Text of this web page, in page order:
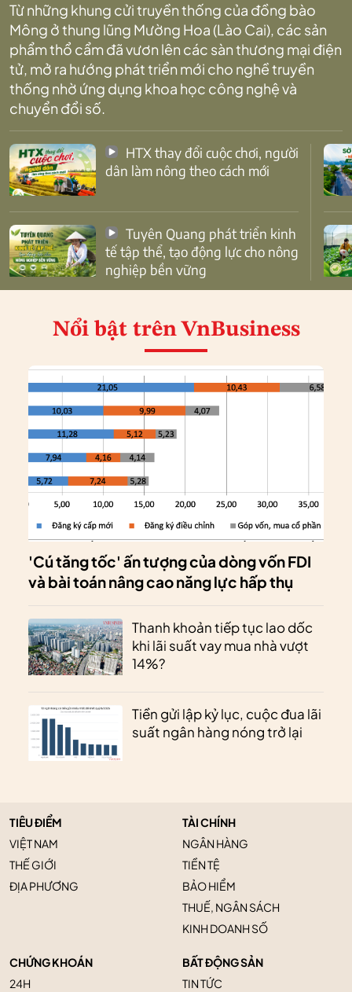
Từ những khung cửi truyền thống của đồng bào
Mông ở thung lũng Mường Hoa (Lào Cai), các sản
phẩm thổ cẩm đã vươn lên các sàn thương mại điện
tử, mở ra hướng phát triển mới cho nghề truyền
thống nhờ ứng dụng khoa học công nghệ và
chuyển đổi số.
dân làm nông theo cách mới
tế tập thể, tạo động lực cho nông
nghiệp bền vững
Nổi bật trên VnBusiness
'Cú tăng tốc' ấn tượng của dòng vốn FDI
và bài toán nâng cao năng lực hấp thụ
Thanh khoản tiếp tục lao dốc
khi lãi suất vay mua nhà vượt
14%?
Tiền gửi lập kỷ lục, cuộc đua lãi
suất ngân hàng nóng trở lại
TIÊU ĐIỂM
VIỆT NAM
THẾ GIỚI
ĐỊA PHƯƠNG
TÀI CHÍNH
NGÂN HÀNG
TIỀN TỆ
BẢO HIỂM
THUẾ, NGÂN SÁCH
KINH DOANH SỐ
CHỨNG KHOÁN
24H
BẤT ĐỘNG SẢN
TIN TỨC